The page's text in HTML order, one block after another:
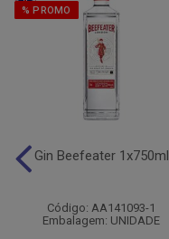
% PROMO
Gin Beefeater 1x750ml
Código: AA141093-1
Embalagem: UNIDADE